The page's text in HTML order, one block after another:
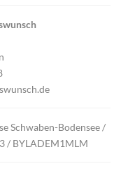
Schwaben-Bodensee /
/ BYLADEM1MLM